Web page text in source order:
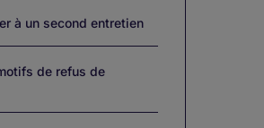
à un second entretien
de refus de